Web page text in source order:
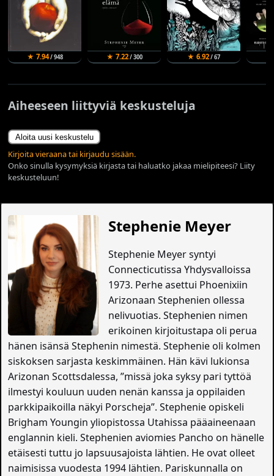
★ 7.94/ 948 ★ 7.22/ 300 ★ 6.92/ 67
Aiheeseen liittyviä keskusteluja
Aloita uusi keskustelu
Kirjoita vieraana tai kirjaudu sisään.
Onko sinulla kysymyksiä kirjasta tai haluatko jakaa mielipiteesi? Liity
keskusteluun!
Stephenie Meyer
Stephenie Meyer syntyi
Connecticutissa Yhdysvalloissa
1973. Perhe asettui Phoenixiin
Arizonaan Stephenien ollessa
nelivuotias. Stephenien nimen
erikoinen kirjoitustapa oli perua
hänen isänsä Stephenin nimestä. Stephenie oli kolmen
siskoksen sarjasta keskimmäinen. Hän kävi lukionsa
Arizonan Scottsdalessa, ”missä joka syksy pari tyttöä
ilmestyi kouluun uuden nenän kanssa ja oppilaiden
parkkipaikoilla näkyi Porscheja”. Stephenie opiskeli
Brigham Youngin yliopistossa Utahissa pääaineenaan
englannin kieli. Stephenien aviomies Pancho on hänelle
etäisesti tuttu jo lapsuusajoista lähtien. He ovat olleet
naimisissa vuodesta 1994 lähtien. Pariskunnalla on